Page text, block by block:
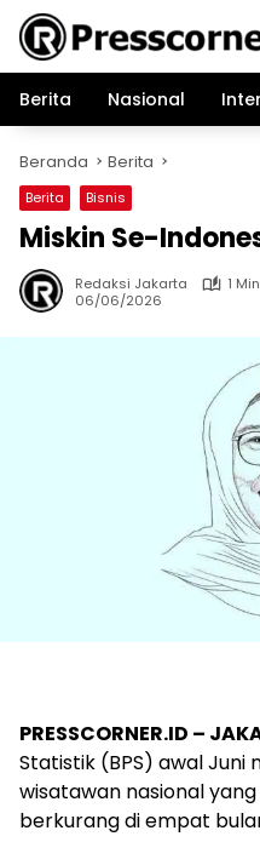
Langsung
konten
Berita
Nasional
Beranda Berita
Berita Bisnis
Miskin Se-
Redaksi Jakarta
1
06/06/2026
PRESSCORNER.ID –
Statistik (BPS) awal Juni
wisatawan nasional
berkurang di empat